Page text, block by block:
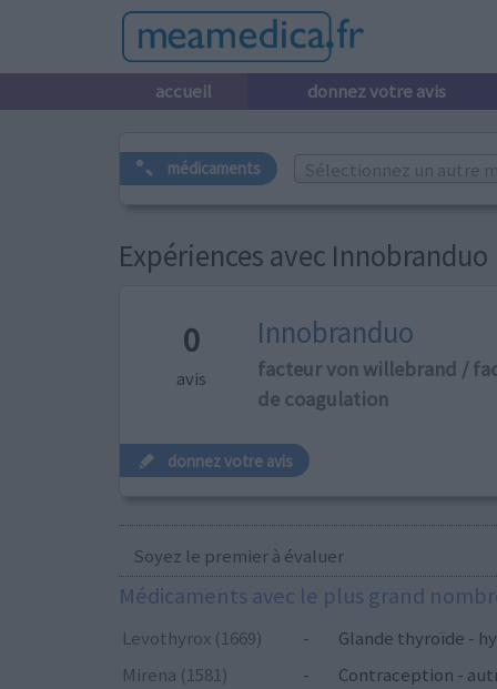
accueil donnez votre avis
médicaments Sélectionnez un autre
Expériences avec Innobranduo
0
avis
Innobranduo
facteur von willebrand /
de coagulation
donnez votre avis
Soyez le premier à évaluer
Médicaments avec le plus grand
Levothyrox (1669) -
Glande thyroïde -
Mirena (1581)
-
Contraception -